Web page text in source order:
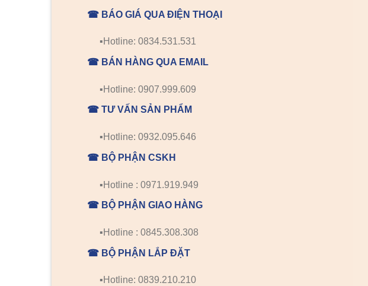
☎ BÁO GIÁ QUA ĐIỆN THOẠI
▪️Hotline: 0834.531.531
☎ BÁN HÀNG QUA EMAIL
▪️Hotline: 0907.999.609
☎ TƯ VẤN SẢN PHẨM
▪️Hotline: 0932.095.646
☎ BỘ PHẬN CSKH
▪️Hotline : 0971.919.949
☎ BỘ PHẬN GIAO HÀNG
▪️Hotline : 0845.308.308
☎ BỘ PHẬN LẮP ĐẶT
▪️Hotline: 0839.210.210